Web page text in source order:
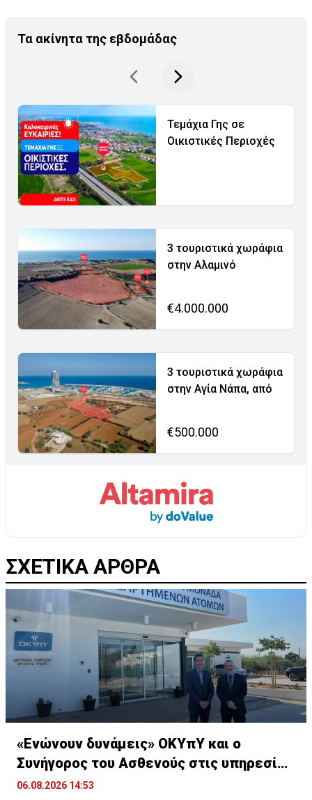
Τα ακίνητα της εβδομάδας
Τεμάχια Γης σε
Οικιστικές Περιοχές
3 τουριστικά χωράφια
στην Αλαμινό
€4.000.000
3 τουριστικά χωράφια
στην Αγία Νάπα, από
€500.000
ΣΧΕΤΙΚΑ ΑΡΘΡΑ
«Ενώνουν δυνάμεις» ΟΚΥπΥ και ο
Συνήγορος του Ασθενούς στις υπηρεσίες
υγείας
06.08.2026 14:53